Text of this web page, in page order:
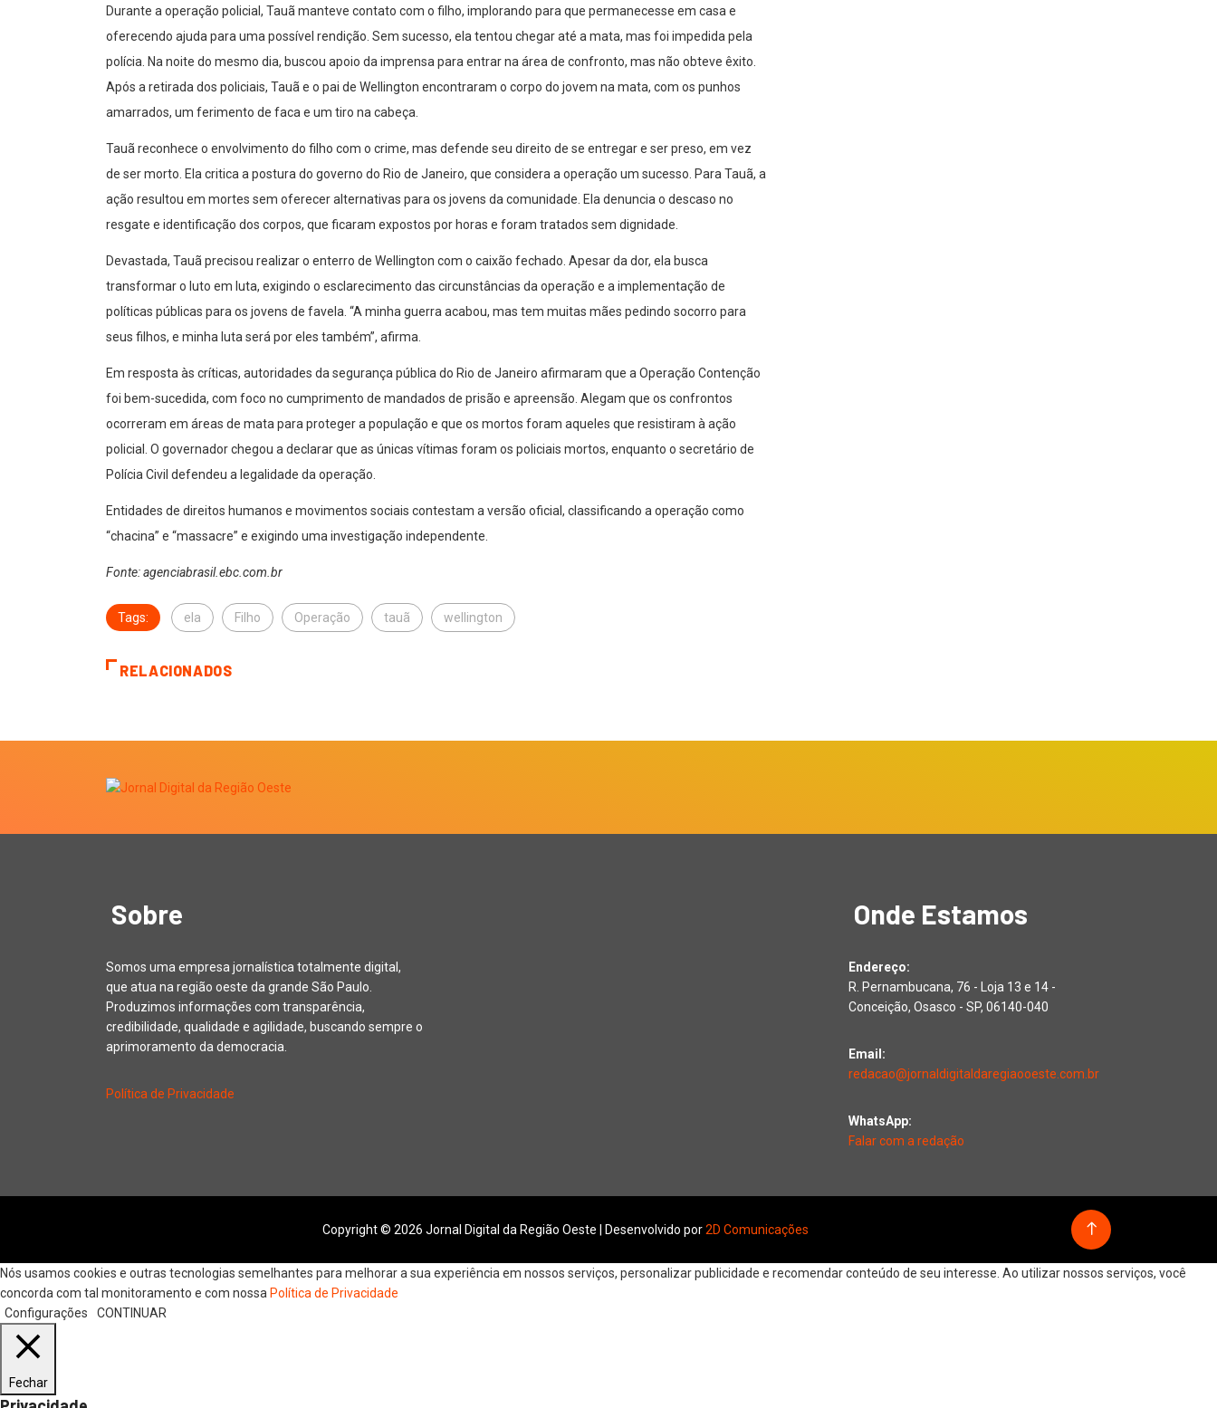
Durante a operação policial, Tauã manteve contato com o filho, implorando para que permanecesse em casa e
oferecendo ajuda para uma possível rendição. Sem sucesso, ela tentou chegar até a mata, mas foi impedida pela
polícia. Na noite do mesmo dia, buscou apoio da imprensa para entrar na área de confronto, mas não obteve êxito.
Após a retirada dos policiais, Tauã e o pai de Wellington encontraram o corpo do jovem na mata, com os punhos
amarrados, um ferimento de faca e um tiro na cabeça.
Tauã reconhece o envolvimento do filho com o crime, mas defende seu direito de se entregar e ser preso, em vez
de ser morto. Ela critica a postura do governo do Rio de Janeiro, que considera a operação um sucesso. Para Tauã, a
ação resultou em mortes sem oferecer alternativas para os jovens da comunidade. Ela denuncia o descaso no
resgate e identificação dos corpos, que ficaram expostos por horas e foram tratados sem dignidade.
Devastada, Tauã precisou realizar o enterro de Wellington com o caixão fechado. Apesar da dor, ela busca
transformar o luto em luta, exigindo o esclarecimento das circunstâncias da operação e a implementação de
políticas públicas para os jovens de favela. “A minha guerra acabou, mas tem muitas mães pedindo socorro para
seus filhos, e minha luta será por eles também”, afirma.
Em resposta às críticas, autoridades da segurança pública do Rio de Janeiro afirmaram que a Operação Contenção
foi bem-sucedida, com foco no cumprimento de mandados de prisão e apreensão. Alegam que os confrontos
ocorreram em áreas de mata para proteger a população e que os mortos foram aqueles que resistiram à ação
policial. O governador chegou a declarar que as únicas vítimas foram os policiais mortos, enquanto o secretário de
Polícia Civil defendeu a legalidade da operação.
Entidades de direitos humanos e movimentos sociais contestam a versão oficial, classificando a operação como
“chacina” e “massacre” e exigindo uma investigação independente.
Fonte: agenciabrasil.ebc.com.br
Tags: ela Filho Operação tauã wellington
RELACIONADOS
Sobre
Somos uma empresa jornalística totalmente digital,
que atua na região oeste da grande São Paulo.
Produzimos informações com transparência,
credibilidade, qualidade e agilidade, buscando sempre o
aprimoramento da democracia.
Política de Privacidade
Onde Estamos
Endereço:
R. Pernambucana, 76 - Loja 13 e 14 -
Conceição, Osasco - SP, 06140-040
Email:
redacao@jornaldigitaldaregiaooeste.com.br
WhatsApp:
Falar com a redação
Copyright © 2026 Jornal Digital da Região Oeste | Desenvolvido por2D Comunicações
Nós usamos cookies e outras tecnologias semelhantes para melhorar a sua experiência em nossos serviços, personalizar publicidade e recomendar conteúdo de seu interesse. Ao utilizar nossos serviços, você
concorda com tal monitoramento e com nossa Política de Privacidade
Configurações
CONTINUAR
Fechar